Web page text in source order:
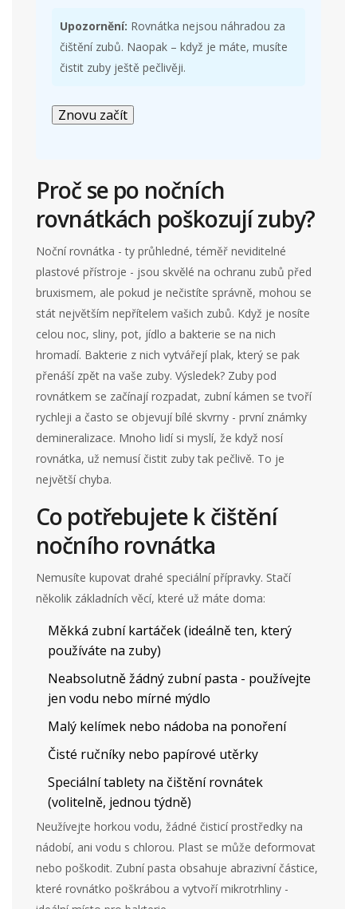
Upozornění: Rovnátka nejsou náhradou za
čištění zubů. Naopak – když je máte, musíte
čistit zuby ještě pečlivěji.
Znovu začít
Proč se po nočních
rovnátkách poškozují zuby?
Noční rovnátka - ty průhledné, téměř neviditelné
plastové přístroje - jsou skvělé na ochranu zubů před
bruxismem, ale pokud je nečistíte správně, mohou se
stát největším nepřítelem vašich zubů. Když je nosíte
celou noc, sliny, pot, jídlo a bakterie se na nich
hromadí. Bakterie z nich vytvářejí plak, který se pak
přenáší zpět na vaše zuby. Výsledek? Zuby pod
rovnátkem se začínají rozpadat, zubní kámen se tvoří
rychleji a často se objevují bílé skvrny - první známky
demineralizace. Mnoho lidí si myslí, že když nosí
rovnátka, už nemusí čistit zuby tak pečlivě. To je
největší chyba.
Co potřebujete k čištění
nočního rovnátka
Nemusíte kupovat drahé speciální přípravky. Stačí
několik základních věcí, které už máte doma:
Měkká zubní kartáček (ideálně ten, který
používáte na zuby)
Neabsolutně žádný zubní pasta - používejte
jen vodu nebo mírné mýdlo
Malý kelímek nebo nádoba na ponoření
Čisté ručníky nebo papírové utěrky
Speciální tablety na čištění rovnátek
(volitelně, jednou týdně)
Neužívejte horkou vodu, žádné čisticí prostředky na
nádobí, ani vodu s chlorou. Plast se může deformovat
nebo poškodit. Zubní pasta obsahuje abrazivní částice,
které rovnátko poškrábou a vytvoří mikrotrhliny -